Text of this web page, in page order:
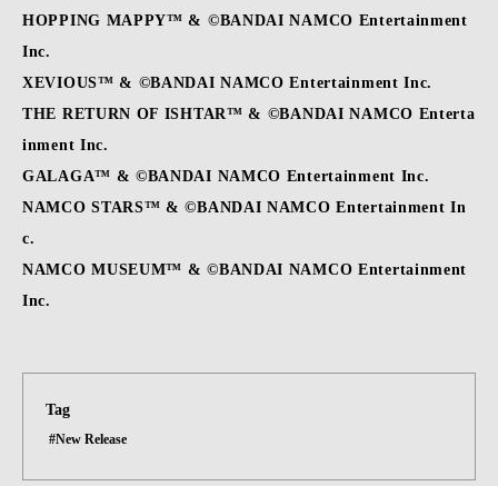
HOPPING MAPPY™ & ©BANDAI NAMCO Entertainment
Inc.
XEVIOUS™ & ©BANDAI NAMCO Entertainment Inc.
THE RETURN OF ISHTAR™ & ©BANDAI NAMCO Enterta
inment Inc.
GALAGA™ & ©BANDAI NAMCO Entertainment Inc.
NAMCO STARS™ & ©BANDAI NAMCO Entertainment In
c.
NAMCO MUSEUM™ & ©BANDAI NAMCO Entertainment
Inc.
Tag
#New Release